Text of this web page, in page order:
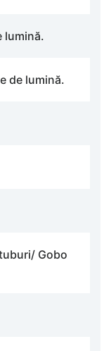
lumină.
de lumină.
Gobo